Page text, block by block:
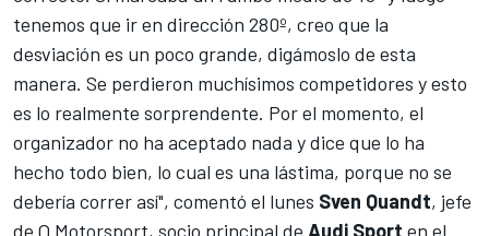
tenemos que ir en dirección 280º, creo que la
desviación es un poco grande, digámoslo de esta
manera. Se perdieron muchísimos competidores y esto
es lo realmente sorprendente. Por el momento, el
organizador no ha aceptado nada y dice que lo ha
hecho todo bien, lo cual es una lástima, porque no se
debería correr así", comentó el lunes Sven Quandt, jefe
de Q Motorsport, socio principal de Audi Sport en el